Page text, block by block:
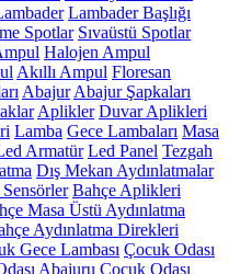
Lambader Başlığı
Spotlar Sıvaüstü Spotlar
Halojen Ampul
Akıllı Ampul Floresan
Abajur Abajur Şapkaları
Aplikler Duvar Aplikleri
Lamba Gece Lambaları Masa
Armatür Led Panel Tezgah
Dış Mekan Aydınlatmalar
Bahçe Aplikleri
Masa Üstü Aydınlatma
Aydınlatma Direkleri
Gece Lambası Çocuk Odası
Abajuru Çocuk Odası